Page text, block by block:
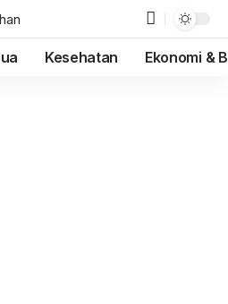
Kesehatan Ekonomi &